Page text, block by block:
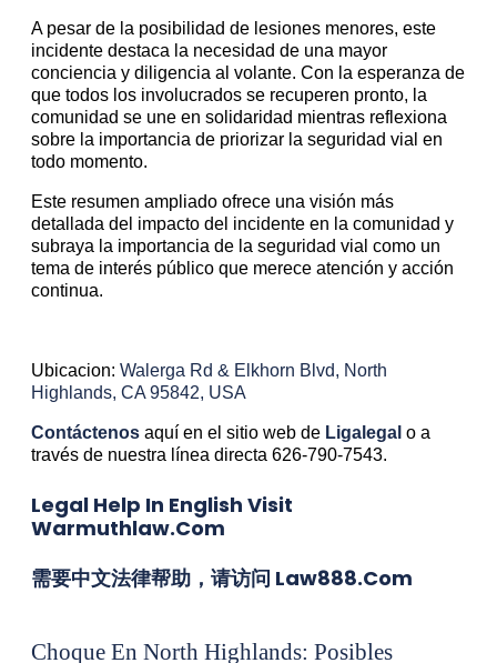
A pesar de la posibilidad de lesiones menores, este
incidente destaca la necesidad de una mayor
conciencia y diligencia al volante. Con la esperanza de
que todos los involucrados se recuperen pronto, la
comunidad se une en solidaridad mientras reflexiona
sobre la importancia de priorizar la seguridad vial en
todo momento.
Este resumen ampliado ofrece una visión más
detallada del impacto del incidente en la comunidad y
subraya la importancia de la seguridad vial como un
tema de interés público que merece atención y acción
continua.
Ubicacion: Walerga Rd & Elkhorn Blvd, North
Highlands, CA 95842, USA
Contáctenos aquí en el sitio web de Ligalegal o a
través de nuestra línea directa 626-790-7543.
Legal Help In English Visit
Warmuthlaw.com
需要中文法律帮助，请访问 Law888.com
Choque En North Highlands: Posibles